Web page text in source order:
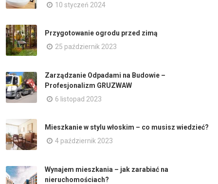
10 styczeń 2024
Przygotowanie ogrodu przed zimą
25 październik 2023
Zarządzanie Odpadami na Budowie –
Profesjonalizm GRUZWAW
6 listopad 2023
Mieszkanie w stylu włoskim – co musisz wiedzieć?
4 październik 2023
Wynajem mieszkania – jak zarabiać na
nieruchomościach?